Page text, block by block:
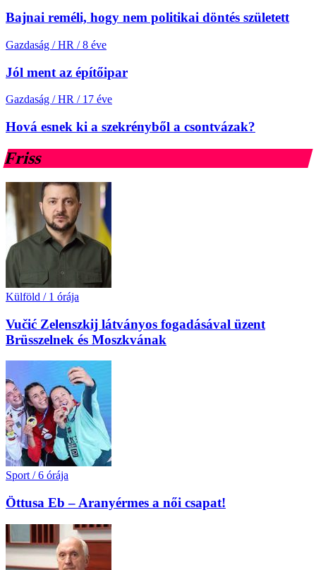
Bajnai reméli, hogy nem politikai döntés született
Gazdaság / HR / 8 éve
Jól ment az építőipar
Gazdaság / HR / 17 éve
Hová esnek ki a szekrényből a csontvázak?
Friss
Külföld / 1 órája
Vučić Zelenszkij látványos fogadásával üzent
Brüsszelnek és Moszkvának
Sport / 6 órája
Öttusa Eb – Aranyérmes a női csapat!